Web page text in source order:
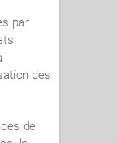
par
des
de